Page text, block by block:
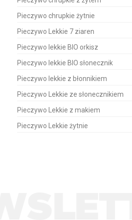
Pieczywo chrupkie żytnie
Pieczywo Lekkie 7 ziaren
Pieczywo lekkie BIO orkisz
Pieczywo lekkie BIO słonecznik
Pieczywo lekkie z błonnikiem
Pieczywo Lekkie ze słonecznikiem
Pieczywo Lekkie z makiem
Pieczywo Lekkie żytnie